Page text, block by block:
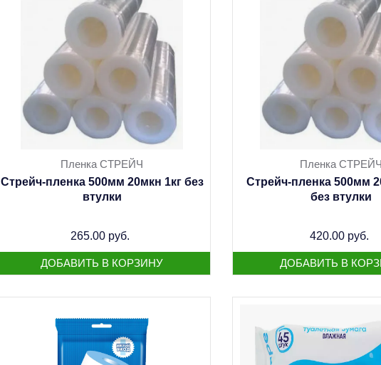
Пленка СТРЕЙЧ
Стрейч-пленка 500мм 20мкн 1кг без
втулки
265.00 руб.
Пленка
Стрейч-пленка 500мм
без втулки
420.00 руб.